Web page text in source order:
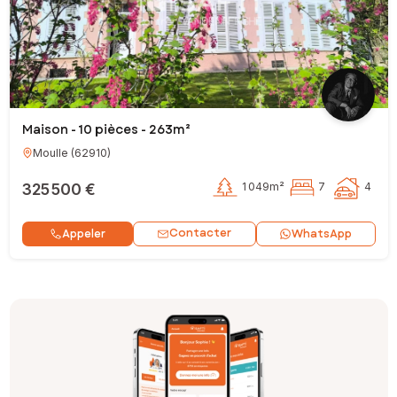
Maison - 10 pièces - 263m²
Moulle (62910)
325 500 € 1 049m² 7 4
Appeler Contacter WhatsApp